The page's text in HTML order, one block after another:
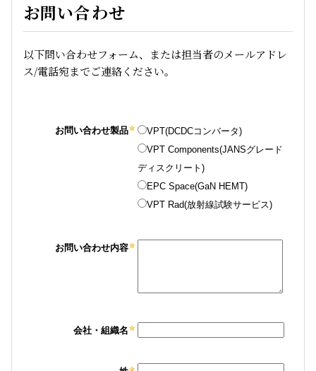
お問い合わせ
以下問い合わせフォーム、または担当者のメールアドレ
ス/電話宛までご連絡ください。